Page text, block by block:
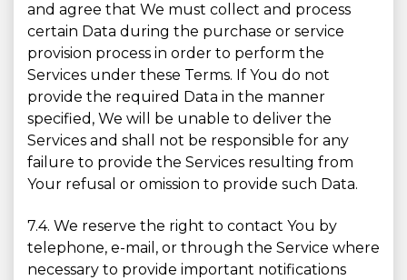
and agree that We must collect and process
certain Data during the purchase or service
provision process in order to perform the
Services under these Terms. If You do not
provide the required Data in the manner
specified, We will be unable to deliver the
Services and shall not be responsible for any
failure to provide the Services resulting from
Your refusal or omission to provide such Data.
7.4. We reserve the right to contact You by
telephone, e-mail, or through the Service where
necessary to provide important notifications